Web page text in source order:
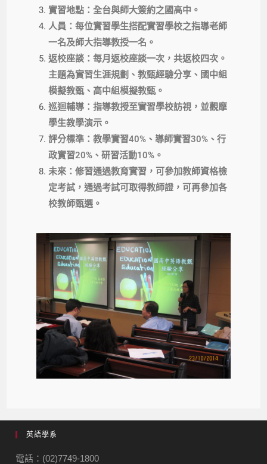
實習地點：全台與師大簽約之國高中。
人員：每位實習學生搭配實習學校之指導老師
一名及師大指導教授一名。
返校座談：每月返校座談一次，共返校四次。
主題為實習生涯規劃、教甄經驗分享、國中組
模擬教甄、高中組模擬教甄。
巡迴輔導：指導教授至實習學校訪視，並觀摩
學生教學演示。
評分標準：教學實習40%、導師實習30%、行
政實習20%、研習活動10%。
未來：修習通過教育實習，可參加教師資格檢
定考試，通過考試可取得教師證，可再參加各
校教師甄選。
英語學系
電話：(02)7749-1800